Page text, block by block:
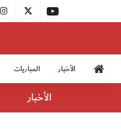
الأخبار المباريات
الأخبار